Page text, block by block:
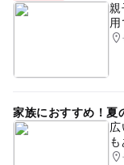
親
家族におすすめ！